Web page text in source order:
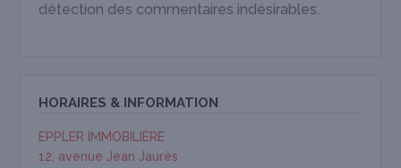
détection des commentaires indésirables.
HORAIRES & INFORMATION
EPPLER IMMOBILIÈRE
12, avenue Jean Jaurès